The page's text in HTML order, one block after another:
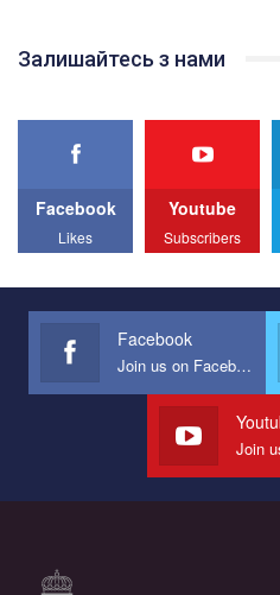
best video, representing
We appeal to your support and
All you have to do is to press
Эмоционально сильный ролик
представляющий программу
Мы просим вас поддержать
наш план по борьбе с насилием
СОГИ в Украине.
Все, что вам нужно сделать -
Залишайтесь з нами
Facebook
Likes
Youtube
Subscribers
Facebook
Join us on Facebook
Join